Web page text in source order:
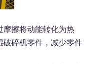
摩擦将动能转化为热
破碎机零件，减少零件